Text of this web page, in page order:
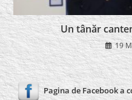
Un tânăr
19
Pagina de Facebook a